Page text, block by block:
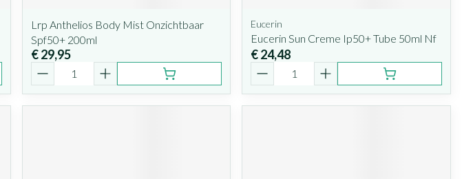
Lrp Anthelios Body Mist Onzichtbaar
Spf50+ 200ml
€ 29,95
Eucerin
Eucerin Sun Creme Ip50+ Tube 50ml Nf
€ 24,48